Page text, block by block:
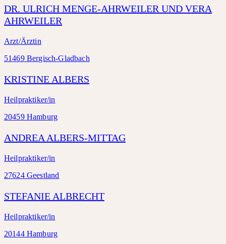
DR. ULRICH MENGE-AHRWEILER UND VERA
AHRWEILER
Arzt/Ärztin
51469 Bergisch-Gladbach
KRISTINE ALBERS
Heilpraktiker/in
20459 Hamburg
ANDREA ALBERS-MITTAG
Heilpraktiker/in
27624 Geestland
STEFANIE ALBRECHT
Heilpraktiker/in
20144 Hamburg